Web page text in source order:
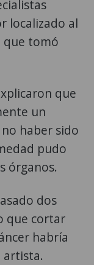
localizado al
que tomó
que
un
haber sido
pudo
órganos.
dos
que cortar
habría
artista.